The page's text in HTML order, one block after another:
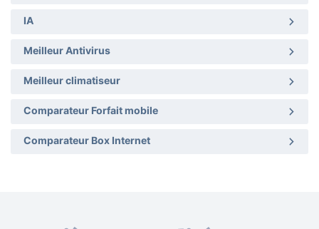
IA
Meilleur Antivirus
Meilleur climatiseur
Comparateur Forfait mobile
Comparateur Box Internet